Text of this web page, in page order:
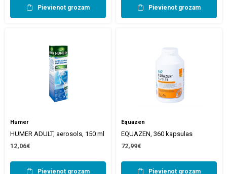
Pievienot grozam Pievienot grozam
Humer
HUMER ADULT, aerosols, 150 ml
12,06€
Pievienot grozam
Equazen
EQUAZEN, 360 kapsulas
72,99€
Pievienot grozam